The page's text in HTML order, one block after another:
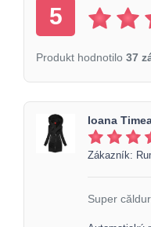
5
Produkt hodnotilo 37
Ioana
Zákazník:
Super